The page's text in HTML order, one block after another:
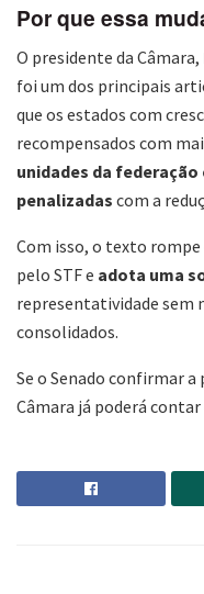
Por que essa
O presidente da Câmara,
foi um dos principais
que os estados com
recompensados com
unidades da
penalizadas com a
Com isso, o texto
pelo STF e adota uma
representatividade sem
consolidados.
Se o Senado confirmar
Câmara já poderá